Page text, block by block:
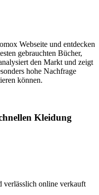
Webseite und entdecken
gebrauchten Bücher,
den Markt und zeigt
hohe Nachfrage
können.
Kleidung
verlässlich online verkauft